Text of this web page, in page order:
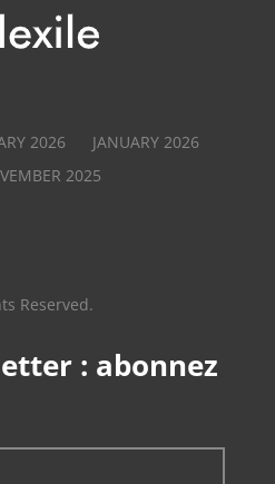
2026
JANUARY 2026
2025
Reserved.
: abonnez